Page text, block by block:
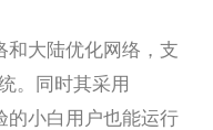
和大陆优化网络，支
。同时其采用
的小白用户也能运行